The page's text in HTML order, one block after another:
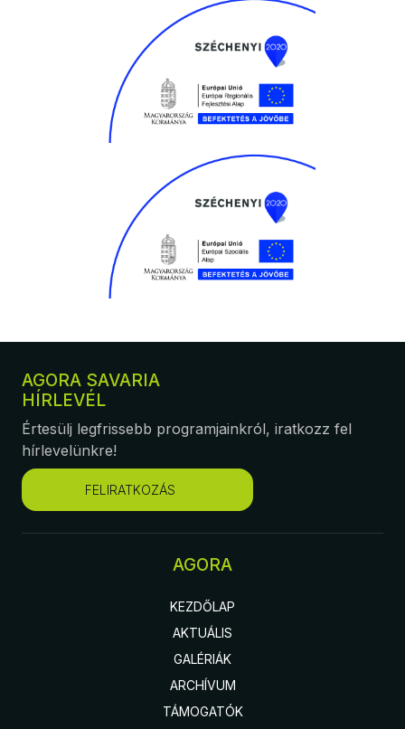
AGORA SAVARIA
HÍRLEVÉL
Értesülj legfrissebb programjainkról, iratkozz fel
hírlevelünkre!
FELIRATKOZÁS
AGORA
KEZDŐLAP
AKTUÁLIS
GALÉRIÁK
ARCHÍVUM
TÁMOGATÓK